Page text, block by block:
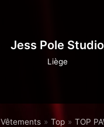
Jess Pole Studio
Liège
Vêtements » Top » TOP